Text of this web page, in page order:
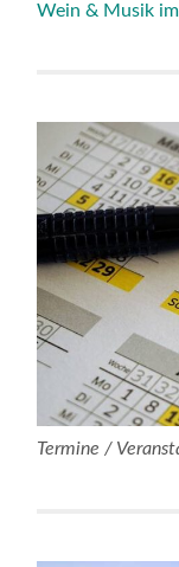
Wein & Musik
Termine /